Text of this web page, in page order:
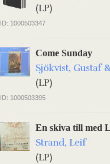
(LP)
ID: 1000503347
Come Sunday
Sjökvist, Gustaf
(LP)
ID: 1000503395
En skiva till med
Strand, Leif
(LP)